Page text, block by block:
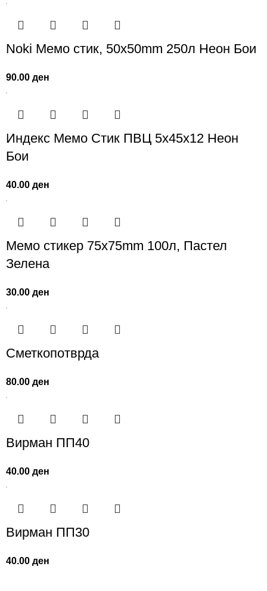
Noki Мемо стик, 50x50mm 250л Неон Бои
90.00ден
Индекс Мемо Стик ПВЦ 5x45x12 Неон
Бои
40.00ден
Мемо стикер 75x75mm 100л, Пастел
Зелена
30.00ден
Сметкопотврда
80.00ден
Вирман ПП40
40.00ден
Вирман ПП30
40.00ден